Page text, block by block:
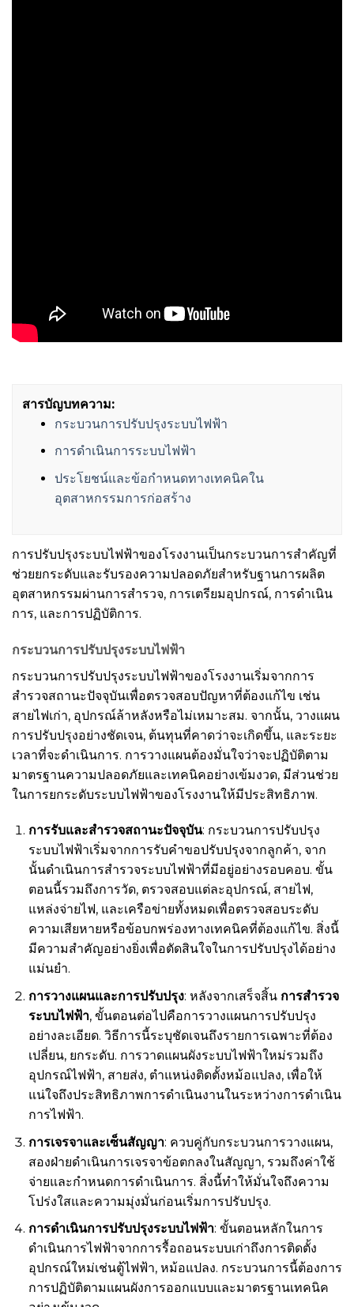
สารบัญบทความ:
กระบวนการปรับปรุงระบบไฟฟ้า
การดำเนินการระบบไฟฟ้า
ประโยชน์และข้อกำหนดทางเทคนิคใน
อุตสาหกรรมการก่อสร้าง
การปรับปรุงระบบไฟฟ้าของโรงงานเป็นกระบวนการสำคัญที่
ช่วยยกระดับและรับรองความปลอดภัยสำหรับฐานการผลิต
อุตสาหกรรมผ่านการสำรวจ, การเตรียมอุปกรณ์, การดำเนิน
การ, และการปฏิบัติการ.
กระบวนการปรับปรุงระบบไฟฟ้า
กระบวนการปรับปรุงระบบไฟฟ้าของโรงงานเริ่มจากการ
สำรวจสถานะปัจจุบันเพื่อตรวจสอบปัญหาที่ต้องแก้ไข เช่น
สายไฟเก่า, อุปกรณ์ล้าหลังหรือไม่เหมาะสม. จากนั้น, วางแผน
การปรับปรุงอย่างชัดเจน, ต้นทุนที่คาดว่าจะเกิดขึ้น, และระยะ
เวลาที่จะดำเนินการ. การวางแผนต้องมั่นใจว่าจะปฏิบัติตาม
มาตรฐานความปลอดภัยและเทคนิคอย่างเข้มงวด, มีส่วนช่วย
ในการยกระดับระบบไฟฟ้าของโรงงานให้มีประสิทธิภาพ.
การรับและสำรวจสถานะปัจจุบัน: กระบวนการปรับปรุง
ระบบไฟฟ้าเริ่มจากการรับคำขอปรับปรุงจากลูกค้า, จาก
นั้นดำเนินการสำรวจระบบไฟฟ้าที่มีอยู่อย่างรอบคอบ. ขั้น
ตอนนี้รวมถึงการวัด, ตรวจสอบแต่ละอุปกรณ์, สายไฟ,
แหล่งจ่ายไฟ, และเครือข่ายทั้งหมดเพื่อตรวจสอบระดับ
ความเสียหายหรือข้อบกพร่องทางเทคนิคที่ต้องแก้ไข. สิ่งนี้
มีความสำคัญอย่างยิ่งเพื่อตัดสินใจในการปรับปรุงได้อย่าง
แม่นยำ.
การวางแผนและการปรับปรุง: หลังจากเสร็จสิ้น การสำรวจ
ระบบไฟฟ้า, ขั้นตอนต่อไปคือการวางแผนการปรับปรุง
อย่างละเอียด. วิธีการนี้ระบุชัดเจนถึงรายการเฉพาะที่ต้อง
เปลี่ยน, ยกระดับ. การวาดแผนผังระบบไฟฟ้าใหม่รวมถึง
อุปกรณ์ไฟฟ้า, สายส่ง, ตำแหน่งติดตั้งหม้อแปลง, เพื่อให้
แน่ใจถึงประสิทธิภาพการดำเนินงานในระหว่างการดำเนิน
การไฟฟ้า.
การเจรจาและเซ็นสัญญา: ควบคู่กับกระบวนการวางแผน,
สองฝ่ายดำเนินการเจรจาข้อตกลงในสัญญา, รวมถึงค่าใช้
จ่ายและกำหนดการดำเนินการ. สิ่งนี้ทำให้มั่นใจถึงความ
โปร่งใสและความมุ่งมั่นก่อนเริ่มการปรับปรุง.
การดำเนินการปรับปรุงระบบไฟฟ้า: ขั้นตอนหลักในการ
ดำเนินการไฟฟ้าจากการรื้อถอนระบบเก่าถึงการติดตั้ง
อุปกรณ์ใหม่เช่นตู้ไฟฟ้า, หม้อแปลง. กระบวนการนี้ต้องการ
การปฏิบัติตามแผนผังการออกแบบและมาตรฐานเทคนิค